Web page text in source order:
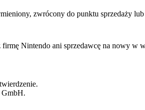
zwrócony do punktu sprzedaży
Nintendo ani sprzedawcę na nowy
GmbH.